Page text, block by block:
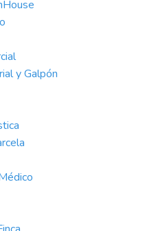
y Galpón